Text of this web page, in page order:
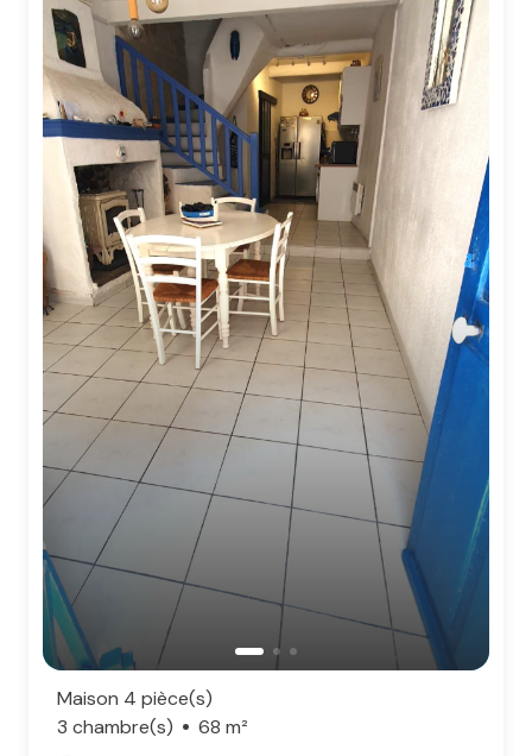
Maison 4 pièce(s)
3 chambre(s)
68 m²